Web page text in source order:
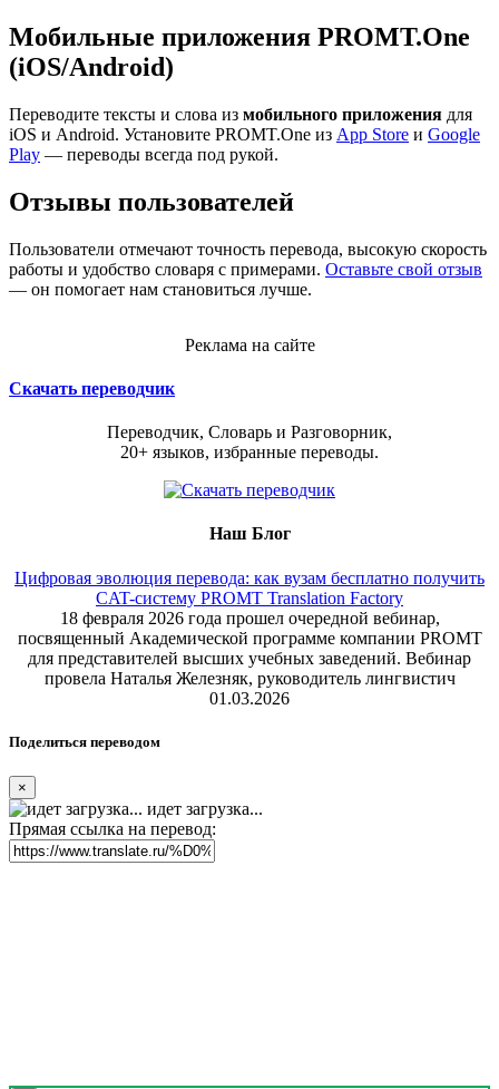
Мобильные приложения PROMT.One
(iOS/Android)
Переводите тексты и слова из мобильного приложения для
iOS и Android. Установите PROMT.One из App Store и Google
Play — переводы всегда под рукой.
Отзывы пользователей
Пользователи отмечают точность перевода, высокую скорость
работы и удобство словаря с примерами. Оставьте свой отзыв
— он помогает нам становиться лучше.
Реклама на сайте
Скачать переводчик
Переводчик, Словарь и Разговорник,
20+ языков, избранные переводы.
Наш Блог
Цифровая эволюция перевода: как вузам бесплатно получить
CAT-систему PROMT Translation Factory
18 февраля 2026 года прошел очередной вебинар,
посвященный Академической программе компании PROMT
для представителей высших учебных заведений. Вебинар
провела Наталья Железняк, руководитель лингвистич
01.03.2026
Поделиться переводом
×
идет загрузка...
Прямая ссылка на перевод: